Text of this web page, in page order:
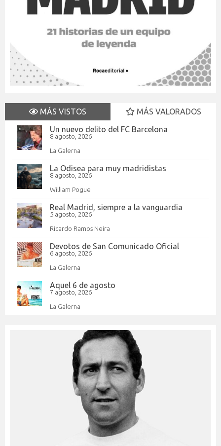
MÁS VISTOS
MÁS VALORADOS
Un nuevo delito del FC Barcelona
8 agosto, 2026
La Galerna
La Odisea para muy madridistas
8 agosto, 2026
William Pogue
Real Madrid, siempre a la vanguardia
5 agosto, 2026
Ricardo Ramos Neira
Devotos de San Comunicado Oficial
6 agosto, 2026
La Galerna
Aquel 6 de agosto
7 agosto, 2026
La Galerna